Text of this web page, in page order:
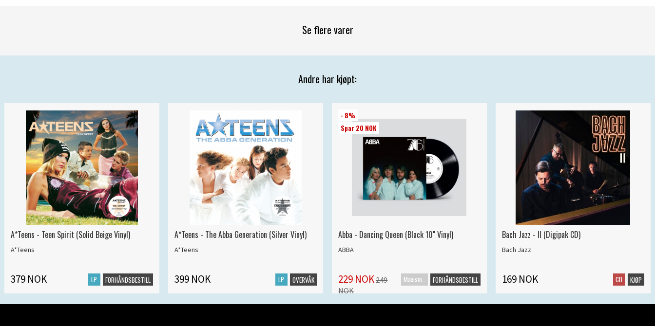
Se flere varer
Andre har kjøpt:
A*Teens - Teen Spirit (Solid Beige Vinyl)
A*Teens
379 NOK LP FORHÅNDSBESTILL
A*Teens - The Abba Generation (Silver Vinyl)
A*Teens
399 NOK LP OVERVÅK
- 8%
Spar 20 NOK
Abba - Dancing Queen (Black 10" Vinyl)
ABBA
229 NOK249
NOK
Maxisingel FORHÅNDSBESTILL
Bach Jazz - II (Digipak CD)
Bach Jazz
169 NOK CD KJØP